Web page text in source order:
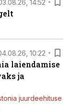
14:52
10:22
laiendamise
ja
juurdeehituse